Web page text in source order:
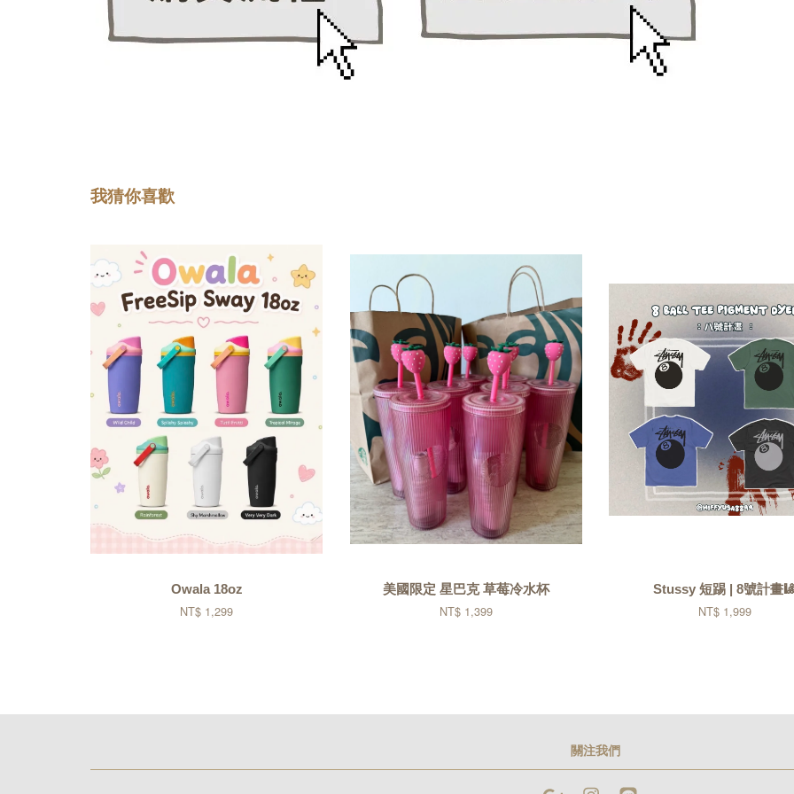
我猜你喜歡
Owala 18oz
NT$ 1,299
美國限定 星巴克 草莓冷水杯
NT$ 1,399
Stussy 短踢 | 8號計畫
NT$ 1,999
關注我們